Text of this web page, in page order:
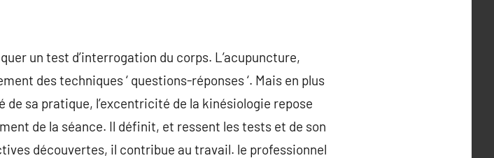
un test d’interrogation du corps. L’acupuncture,
des techniques ‘ questions-réponses ‘. Mais en plus
sa pratique, l’excentricité de la kinésiologie repose
de la séance. Il définit, et ressent les tests et de son
découvertes, il contribue au travail. le professionnel